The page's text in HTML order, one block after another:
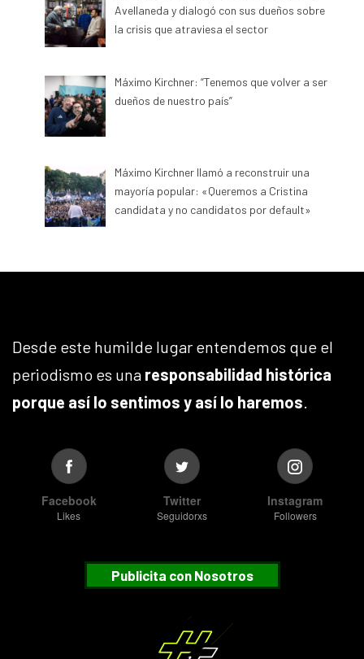
Avellaneda y dialogó con sus dueños sobre
la crisis que atraviesa el sector
Máximo Kirchner: “Tenemos que volver a ser
dueños de nuestro país”
Máximo Kirchner llamó a reconstruir una
mayoría popular: «Queremos a Cristina
candidata y no candidatos por default»
Desde este humilde lugar entendemos que el
periodismo es una responsabilidad histórica
porque así lo sentimos y así lo haremos.
Facebook
Likes
Twitter
Seguidorxs
Instagram
Followers
Publicita con Nosotros